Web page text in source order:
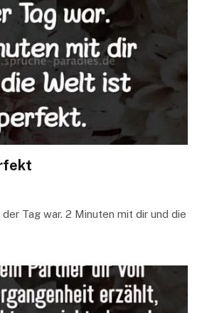
Tag war. 2 Minuten mit dir und die